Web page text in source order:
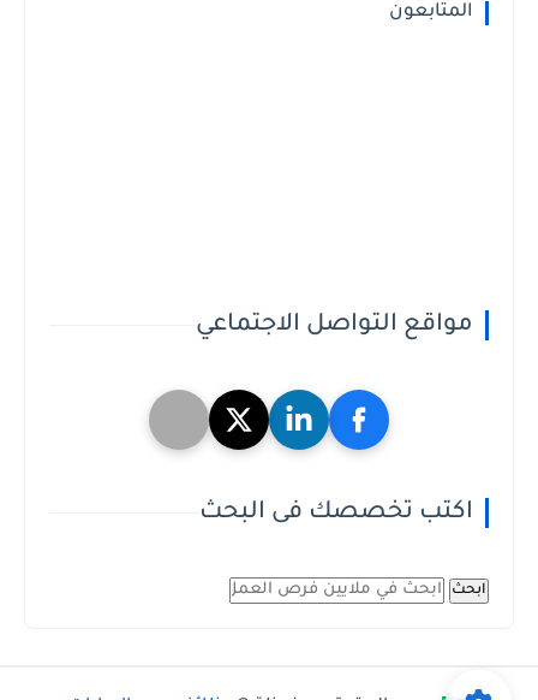
المتابعون
مواقع التواصل الاجتماعي
اكتب تخصصك فى البحث
ابحث